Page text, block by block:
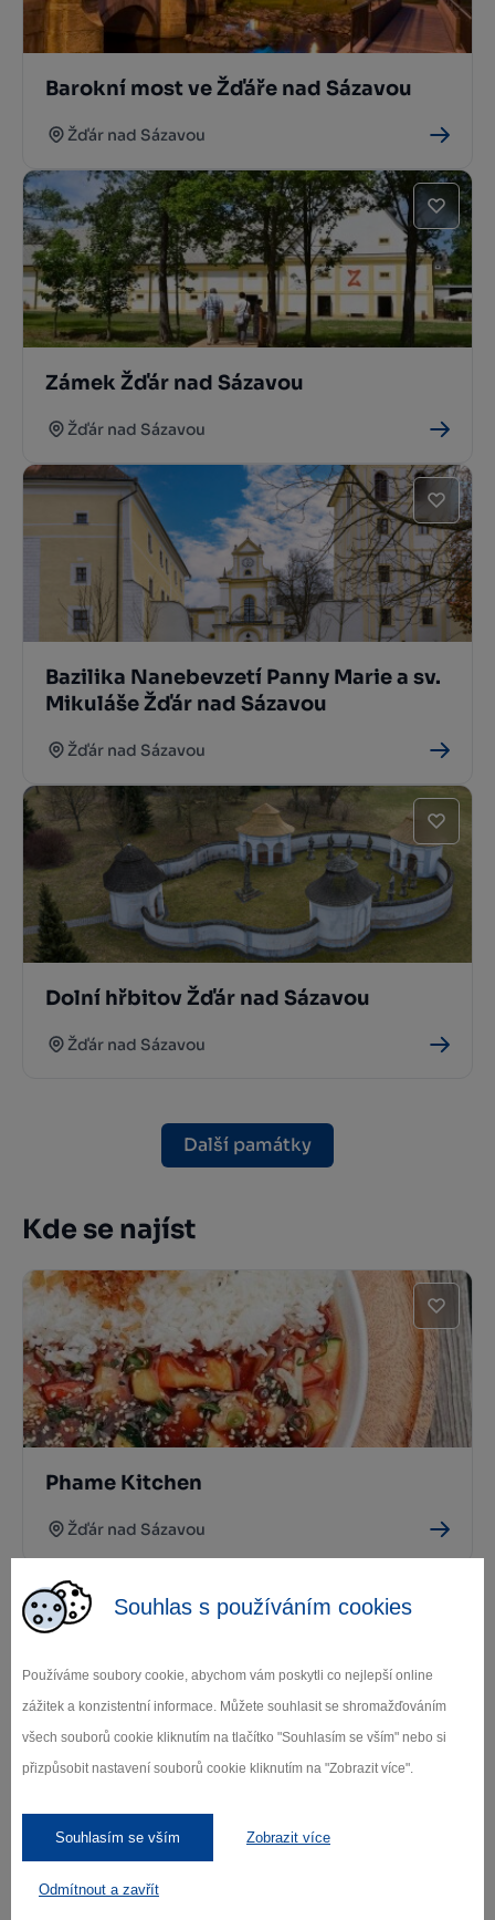
Souhlas s používáním cookies
Používáme soubory cookie, abychom vám poskytli co nejlepší online
zážitek a konzistentní informace. Můžete souhlasit se shromažďováním
všech souborů cookie kliknutím na tlačítko "Souhlasím se vším" nebo si
přizpůsobit nastavení souborů cookie kliknutím na "Zobrazit více".
Souhlasím se vším Zobrazit více
Odmítnout a zavřít
Barokní most ve Žďáře nad Sázavou
Žďár nad Sázavou
Zámek Žďár nad Sázavou
Žďár nad Sázavou
Bazilika Nanebevzetí Panny Marie a sv.
Mikuláše Žďár nad Sázavou
Žďár nad Sázavou
Dolní hřbitov Žďár nad Sázavou
Žďár nad Sázavou
Další památky
Kde se najíst
Phame Kitchen
Žďár nad Sázavou
Penzion a restaurace Tisůvka